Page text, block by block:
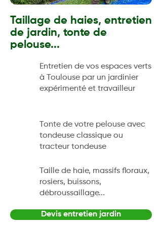
Taillage de haies, entretien
de jardin, tonte de
pelouse...
Entretien de vos espaces verts
à Toulouse par un jardinier
expérimenté et travailleur
Tonte de votre pelouse avec
tondeuse classique ou
tracteur tondeuse
Taille de haie, massifs floraux,
rosiers, buissons,
débroussaillage...
Devis entretien jardin